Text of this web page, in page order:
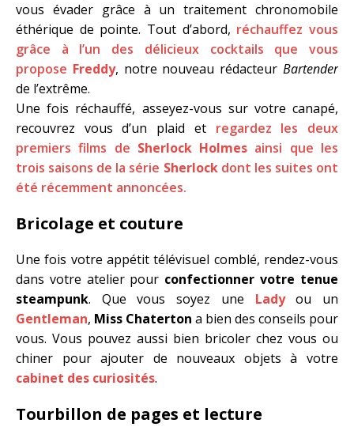
vous évader grâce à un traitement chronomobile
éthérique de pointe. Tout d’abord, réchauffez vous
grâce à l’un des délicieux cocktails que vous
propose Freddy, notre nouveau rédacteurBartender
de l’extrême.
Une fois réchauffé, asseyez-vous sur votre canapé,
recouvrez vous d’un plaid et regardez les deux
premiers films de Sherlock Holmes ainsi que les
trois saisons de la série Sherlockdont les suites ont
été récemment annoncées.
Bricolage et couture
Une fois votre appétit télévisuel comblé, rendez-vous
dans votre atelier pour confectionner votre tenue
steampunk. Que vous soyez une Ladyou un
Gentleman, Miss Chaterton a bien des conseils pour
vous. Vous pouvez aussi bien bricoler chez vous ou
chiner pour ajouter de nouveaux objets à votre
cabinet des curiosités.
Tourbillon de pages et lecture